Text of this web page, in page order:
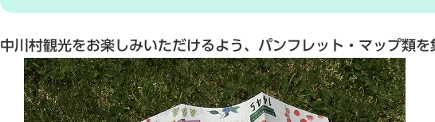
中川村観光をお楽しみいただけるよう、パンフレット・マップ類を